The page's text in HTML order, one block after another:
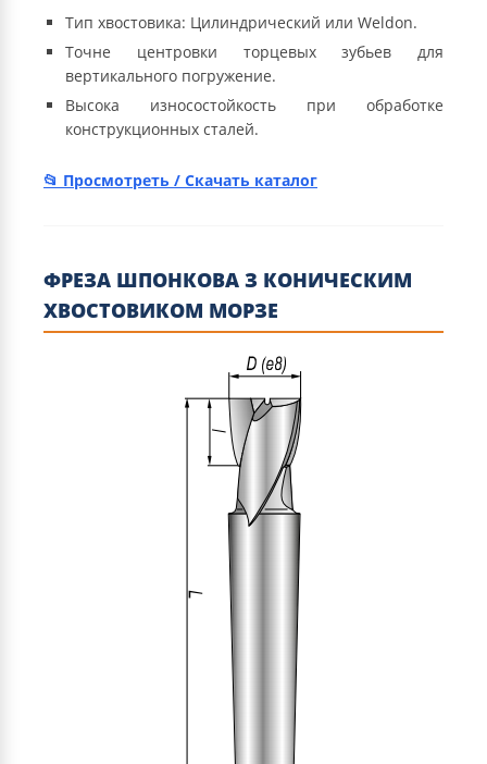
Тип хвостовика: Цилиндрический или Weldon.
Точне центровки торцевых зубьев для
вертикального погружение.
Высока износостойкость при обработке
конструкционных сталей.
Просмотреть / Скачать каталог
ФРЕЗА ШПОНКОВА З КОНИЧЕСКИМ
ХВОСТОВИКОМ МОРЗЕ